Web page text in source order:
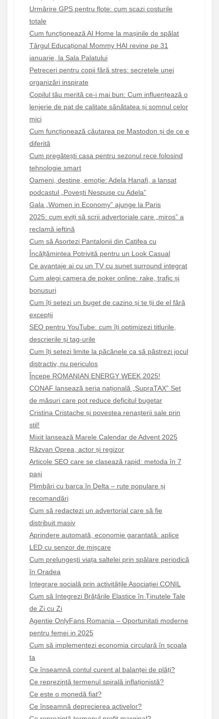
Urmărire GPS pentru flote: cum scazi costurile
totale
Cum funcționează AI Home la mașinile de spălat
Târgul Educațional Mommy HAI revine pe 31
ianuarie, la Sala Palatului
Petreceri pentru copii fără stres: secretele unei
organizări inspirate
Copilul tău merită ce-i mai bun: Cum influențează o
lenjerie de pat de calitate sănătatea și somnul celor
mici
Cum funcționează căutarea pe Mastodon și de ce e
diferită
Cum pregătești casa pentru sezonul rece folosind
tehnologie smart
Oameni, destine, emoție: Adela Hanafi, a lansat
podcastul „Povești Nespuse cu Adela”
Gala „Women in Economy” ajunge la Paris
2025: cum eviți să scrii advertoriale care „miros” a
reclamă ieftină
Cum să Asortezi Pantalonii din Catifea cu
Încălțămintea Potrivită pentru un Look Casual
Ce avantaje ai cu un TV cu sunet surround integrat
Cum alegi camera de poker online: rake, trafic și
bonusuri
Cum îți setezi un buget de cazino și te ții de el fără
excepții
SEO pentru YouTube: cum îți optimizezi titlurile,
descrierile și tag-urile
Cum îți setezi limite la păcănele ca să păstrezi jocul
distractiv, nu periculos
Începe ROMANIAN ENERGY WEEK 2025!
CONAF lansează seria națională „SupraTAX” Set
de măsuri care pot reduce deficitul bugetar
Cristina Cristache și povestea renașterii sale prin
stil!
Mixit lansează Marele Calendar de Advent 2025
Răzvan Oprea, actor și regizor
Articole SEO care se clasează rapid: metoda în 7
pași
Plimbări cu barca în Delta – rute populare și
recomandări
Cum să redactezi un advertorial care să fie
distribuit masiv
Aprindere automată, economie garantată: aplice
LED cu senzor de mișcare
Cum prelungești viața saltelei prin spălare periodică
în Oradea
Integrare socială prin activitățile Asociației CONIL
Cum să Integrezi Brățările Elastice în Ținutele Tale
de Zi cu Zi
Agentie OnlyFans Romania – Oportunitati moderne
pentru femei in 2025
Cum să implementezi economia circulară în școala
ta
Ce înseamnă contul curent al balanței de plăți?
Ce reprezintă termenul spirală inflaționistă?
Ce este o monedă fiat?
Ce înseamnă deprecierea activelor?